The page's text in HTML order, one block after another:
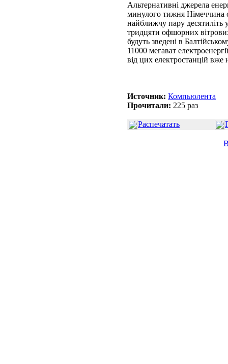
Альтернативні джерела
минулого тижня Німеччина
найближчу пару десятиліть
тридцяти офшорних
будуть зведені в
11000 мегават
від цих електростанцій вже
Источник: Компьюлента
Прочитали: 225 раз
Распечатать